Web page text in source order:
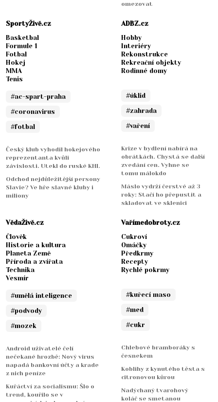
omezovat
SportyŽivě.cz
Basketbal
Formule 1
Fotbal
Hokej
MMA
Tenis
#ac-spart-praha
#coronavirus
#fotbal
Český klub vyhodil hokejového
reprezentanta kvůli
závislosti. Utekl do ruské KHL
Odchod nejdůležitější persony
Slavie? Ve hře slavné kluby i
miliony
ADBZ.cz
Hobby
Interiéry
Rekonstrukce
Rekreační objekty
Rodinné domy
#úklid
#zahrada
#vaření
Krize v bydlení nabírá na
obrátkách. Chystá se další
zvedání cen. Vyhne se
tomu málokdo
Máslo vydrží čerstvé až 3
roky: Stačí ho přepustit a
skladovat ve sklenici
VědaŽivě.cz
Člověk
Historie a kultura
Planeta Země
Příroda a zvířata
Technika
Vesmír
#umělá inteligence
#podvody
#mozek
Android uživatelé čelí
nečekané hrozbě: Nový virus
napadá bankovní účty a krade
z nich peníze
Kuřáctví za socialismu: Šlo o
trend, kouřilo se v
Vařímedobroty.cz
Cukroví
Omáčky
Předkrmy
Recepty
Rychlé pokrmy
#kuřecí maso
#med
#cukr
Chlebové bramboráky s
česnekem
Koblihy z kynutého těsta s
citronovou kůrou
Nadýchaný tvarohový
koláč se smetanou